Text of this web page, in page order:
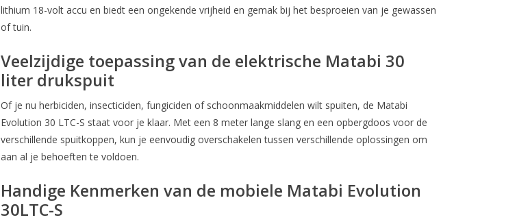
lithium 18-volt accu en biedt een ongekende vrijheid en gemak bij het besproeien van je gewassen
of tuin.
Veelzijdige toepassing van de elektrische Matabi 30
liter drukspuit
Of je nu herbiciden, insecticiden, fungiciden of schoonmaakmiddelen wilt spuiten, de Matabi
Evolution 30 LTC-S staat voor je klaar. Met een 8 meter lange slang en een opbergdoos voor de
verschillende spuitkoppen, kun je eenvoudig overschakelen tussen verschillende oplossingen om
aan al je behoeften te voldoen.
Handige Kenmerken van de mobiele Matabi Evolution
30LTC-S